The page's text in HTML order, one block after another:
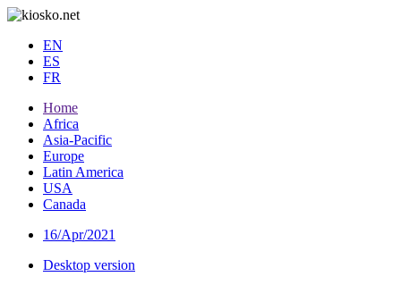
EN
ES
FR
Home
Africa
Asia-Pacific
Europe
Latin America
USA
Canada
16/Apr/2021
Desktop version